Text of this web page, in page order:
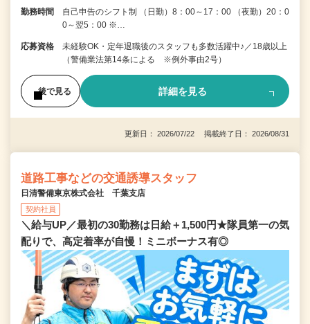
勤務時間
自己申告のシフト制 （日勤）8：00～17：00 （夜勤）20：0
0～翌5：00 ※…
応募資格
未経験OK・定年退職後のスタッフも多数活躍中♪／18歳以上
（警備業法第14条による ※例外事由2号）
後で見る 詳細を見る
更新日： 2026/07/22 掲載終了日： 2026/08/31
道路工事などの交通誘導スタッフ
日清警備東京株式会社 千葉支店
契約社員
＼給与UP／最初の30勤務は日給＋1,500円★隊員第一の気
配りで、高定着率が自慢！ミニボーナス有◎